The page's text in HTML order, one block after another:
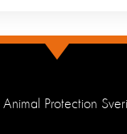
Protection